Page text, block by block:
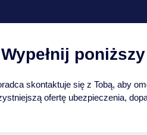
Wypełnij
skontaktuje się z Tobą, aby
ofertę ubezpieczenia,